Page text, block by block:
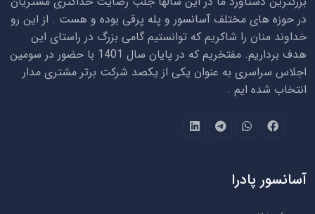
در حوزه های مختلف آسانسور و پله پرقی بوده و هست . از این رو
خداوند منان را شاکریم که توانستیم گامی بزرگ در راستای این
هدف برداریم. مفتخریم که در پایان سال 1401 با حضور در سومین
اجلاس سراسری به عنوان یکی از یکصد شرکت برتر مشتری مدار
انتخاب شده ایم .
آسانسور پادرا